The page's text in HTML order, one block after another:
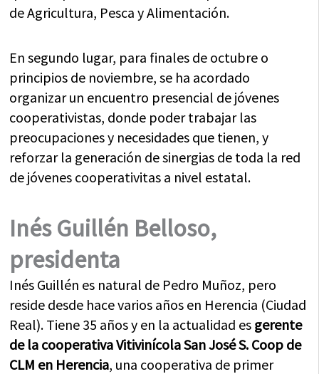
de Agricultura, Pesca y Alimentación.
En segundo lugar, para finales de octubre o
principios de noviembre, se ha acordado
organizar un encuentro presencial de jóvenes
cooperativistas, donde poder trabajar las
preocupaciones y necesidades que tienen, y
reforzar la generación de sinergias de toda la red
de jóvenes cooperativitas a nivel estatal.
Inés Guillén Belloso,
presidenta
Inés Guillén es natural de Pedro Muñoz, pero
reside desde hace varios años en Herencia (Ciudad
Real). Tiene 35 años y en la actualidad es gerente
de la cooperativa Vitivinícola San José S. Coop de
CLM en Herencia, una cooperativa de primer